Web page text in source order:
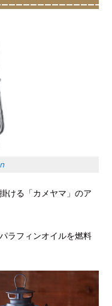
ける「カメヤマ」のア
ラフィンオイルを燃料